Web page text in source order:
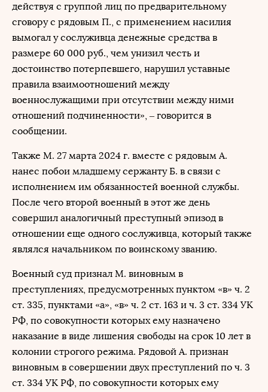
действуя с группой лиц по предварительному
сговору с рядовым П., с применением насилия
вымогал у сослуживца денежные средства в
размере 60 000 руб., чем унизил честь и
достоинство потерпевшего, нарушил уставные
правила взаимоотношений между
военнослужащими при отсутствии между ними
отношений подчиненности», – говорится в
сообщении.
Также М. 27 марта 2024 г. вместе с рядовым А.
нанес побои младшему сержанту Б. в связи с
исполнением им обязанностей военной службы.
После чего второй военный в этот же день
совершил аналогичный преступный эпизод в
отношении еще одного сослуживца, который также
являлся начальником по воинскому званию.
Военный суд признал М. виновным в
преступлениях, предусмотренных пунктом «в» ч. 2
ст. 335, пунктами «а», «в» ч. 2 ст. 163 и ч. 3 ст. 334 УК
РФ, по совокупности которых ему назначено
наказание в виде лишения свободы на срок 10 лет в
колонии строгого режима. Рядовой А. признан
виновным в совершении двух преступлений по ч. 3
ст. 334 УК РФ, по совокупности которых ему